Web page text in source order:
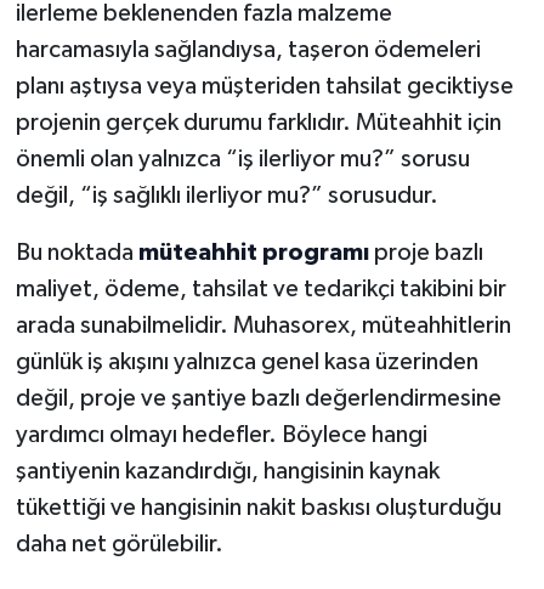
ilerleme beklenenden fazla malzeme
harcamasıyla sağlandıysa, taşeron ödemeleri
planı aştıysa veya müşteriden tahsilat geciktiyse
projenin gerçek durumu farklıdır. Müteahhit için
önemli olan yalnızca “iş ilerliyor mu?” sorusu
değil, “iş sağlıklı ilerliyor mu?” sorusudur.
Bu noktada müteahhit programıproje bazlı
maliyet, ödeme, tahsilat ve tedarikçi takibini bir
arada sunabilmelidir. Muhasorex, müteahhitlerin
günlük iş akışını yalnızca genel kasa üzerinden
değil, proje ve şantiye bazlı değerlendirmesine
yardımcı olmayı hedefler. Böylece hangi
şantiyenin kazandırdığı, hangisinin kaynak
tükettiği ve hangisinin nakit baskısı oluşturduğu
daha net görülebilir.